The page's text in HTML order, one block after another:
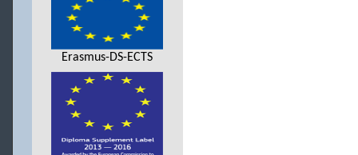
Erasmus-DS-ECTS